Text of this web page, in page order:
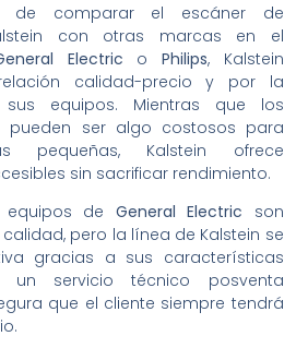
de comparar el escáner de
con otras marcas en el
Electric o Philips, Kalstein
calidad-precio y por la
equipos. Mientras que los
pueden ser algo costosos para
pequeñas, Kalstein ofrece
sin sacrificar rendimiento.
de General Electric son
pero la línea de Kalstein se
gracias a sus características
servicio técnico posventa
que el cliente siempre tendrá